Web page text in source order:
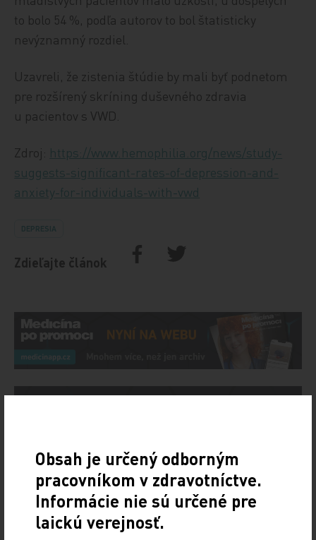
to bolo 54 %, podľa autorov to bol štatisticky
nevýznamný rozdiel.
Uzavreli, že zistenia štúdie by mali byť podnetom
pre rozšírený skríning duševného zdravia
u pacientov s VWD.
Zdroj: https://www.hemophilia.org/news/study-
suggests-significant-rates-of-depression-and-
anxiety-for-individuals-with-vwd
DEPRESIA
Zdieľajte článok
Obsah je určený odborným
pracovníkom v zdravotníctve.
Informácie nie sú určené pre
laickú verejnosť.